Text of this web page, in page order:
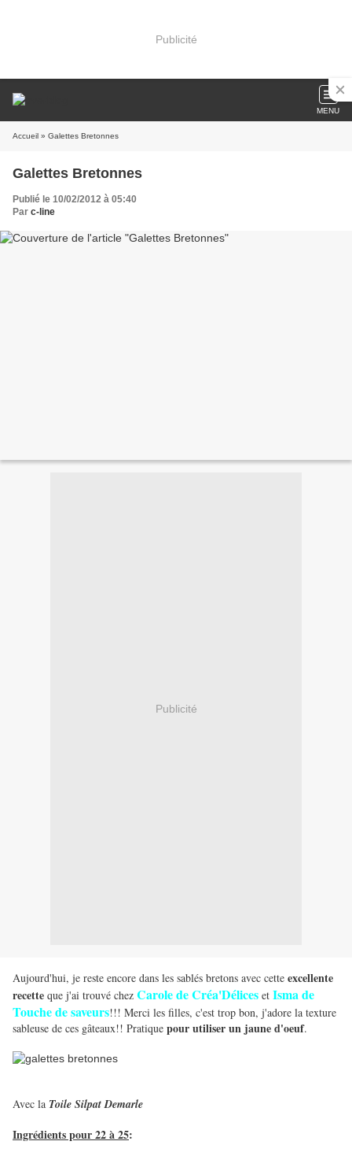
Publicité
MENU
Accueil » Galettes Bretonnes
Galettes Bretonnes
Publié le 10/02/2012 à 05:40
Par c-line
Publicité
Aujourd'hui, je reste encore dans les sablés bretons avec cette excellente
recette que j'ai trouvé chez Carole de Créa'Délices et Isma de
Touche de saveurs!!! Merci les filles, c'est trop bon, j'adore la texture
sableuse de ces gâteaux!! Pratique pour utiliser un jaune d'oeuf.
Avec la Toile Silpat Demarle
Ingrédients pour 22 à 25: